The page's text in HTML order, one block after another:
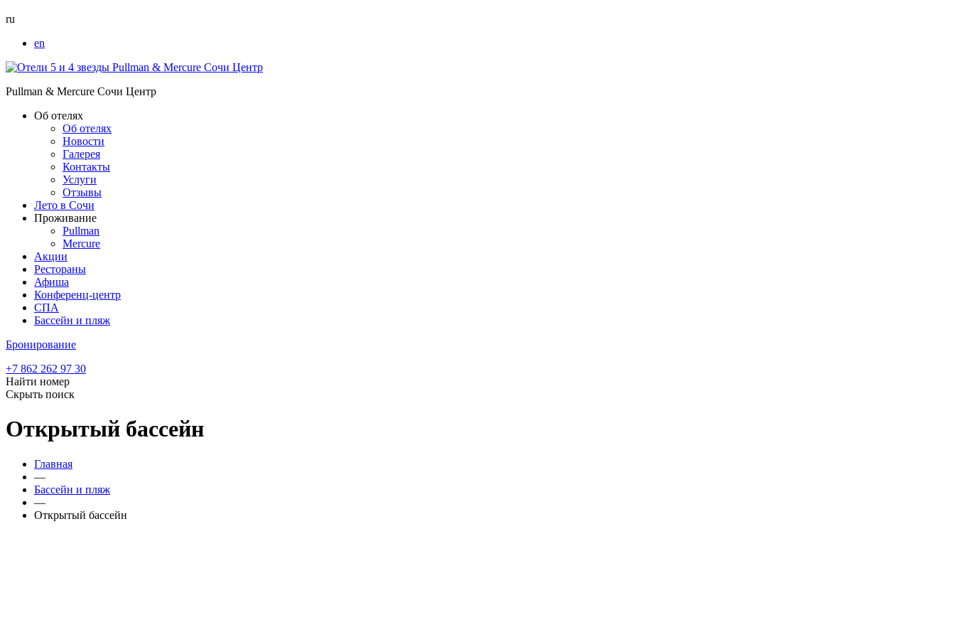
ru
en
Pullman & Mercure Сочи Центр
Об отелях
Об отелях
Новости
Галерея
Контакты
Услуги
Отзывы
Лето в Сочи
Проживание
Pullman
Mercure
Акции
Рестораны
Афиша
Конференц-центр
СПА
Бассейн и пляж
Бронирование
+7 862 262 97 30
Найти номер
Скрыть поиск
Открытый бассейн
Главная
—
Бассейн и пляж
—
Открытый бассейн